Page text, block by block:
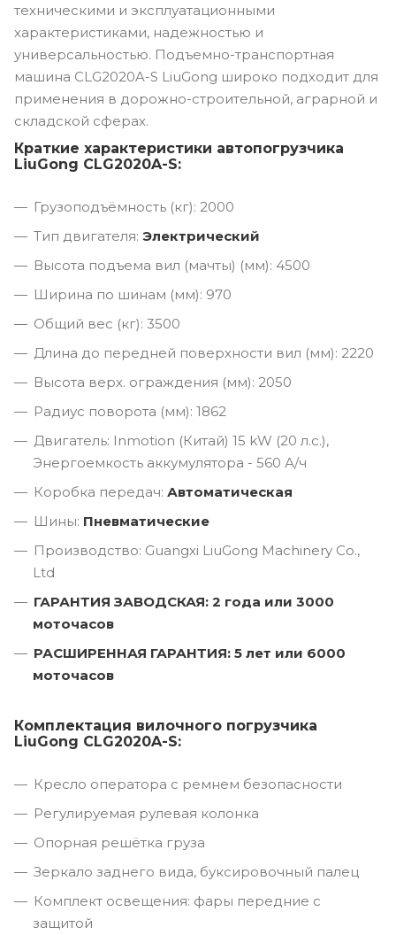
техническими и эксплуатационными
характеристиками, надежностью и
универсальностью. Подъемно-транспортная
машина CLG2020A-S LiuGong широко подходит для
применения в дорожно-строительной, аграрной и
складской сферах.
Краткие характеристики автопогрузчика
LiuGong CLG2020A-S:
Грузоподъёмность (кг): 2000
Тип двигателя: Электрический
Высота подъема вил (мачты) (мм): 4500
Ширина по шинам (мм): 970
Общий вес (кг): 3500
Длина до передней поверхности вил (мм): 2220
Высота верх. ограждения (мм): 2050
Радиус поворота (мм): 1862
Двигатель: Inmotion (Китай) 15 kW (20 л.с.),
Энергоемкость аккумулятора - 560 А/ч
Коробка передач: Автоматическая
Шины: Пневматические
Производство: Guangxi LiuGong Machinery Co.,
Ltd
ГАРАНТИЯ ЗАВОДСКАЯ: 2 года или 3000
моточасов
РАСШИРЕННАЯ ГАРАНТИЯ: 5 лет или 6000
моточасов
Комплектация вилочного погрузчика
LiuGong CLG2020A-S:
Кресло оператора с ремнем безопасности
Регулируемая рулевая колонка
Опорная решётка груза
Зеркало заднего вида, буксировочный палец
Комплект освещения: фары передние с
защитой